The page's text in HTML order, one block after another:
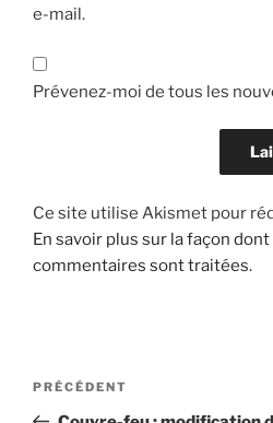
e-mail.
Prévenez-moi de tous les
Ce site utilise Akismet pour
En savoir plus sur la façon
commentaires sont traitées.
Navigation
Article
précédent
PRÉCÉDENT